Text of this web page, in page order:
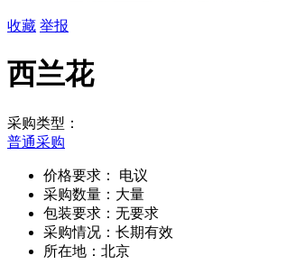
收藏 举报
西兰花
采购类型：
普通采购
价格要求： 电议
采购数量：大量
包装要求：无要求
采购情况：长期有效
所在地：北京